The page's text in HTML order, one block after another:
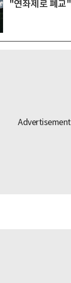
"연좌제로 폐교"